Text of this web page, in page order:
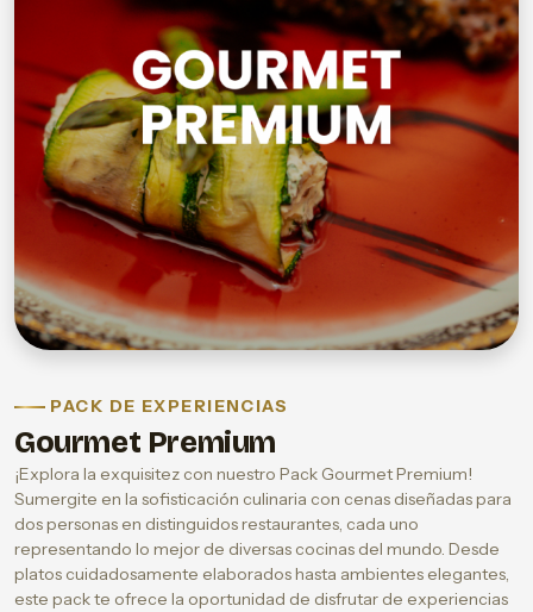
PACK DE EXPERIENCIAS
Gourmet Premium
¡Explora la exquisitez con nuestro Pack Gourmet Premium!
Sumergite en la sofisticación culinaria con cenas diseñadas para
dos personas en distinguidos restaurantes, cada uno
representando lo mejor de diversas cocinas del mundo. Desde
platos cuidadosamente elaborados hasta ambientes elegantes,
este pack te ofrece la oportunidad de disfrutar de experiencias